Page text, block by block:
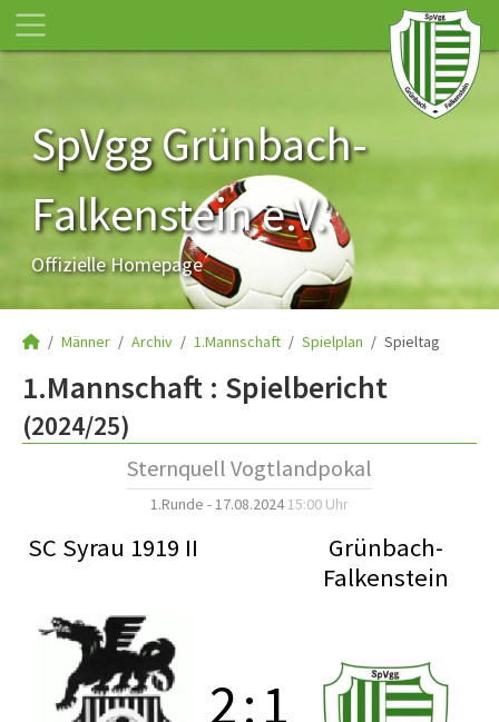
SpVgg Grünbach-
Falkenstein e.V.
Offizielle Homepage
Männer Archiv 1.Mannschaft Spielplan Spieltag
1.Mannschaft : Spielbericht
(2024/25)
Sternquell Vogtlandpokal
1.Runde - 17.08.202415:00 Uhr
SC Syrau 1919 II
Grünbach-
Falkenstein
2:1